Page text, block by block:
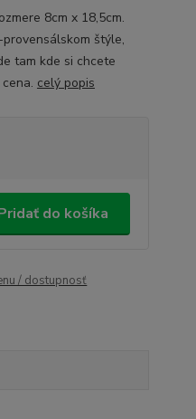
8cm x 18,5cm.
štýle,
tam kde si chcete
celý popis
do košíka
/ dostupnosť